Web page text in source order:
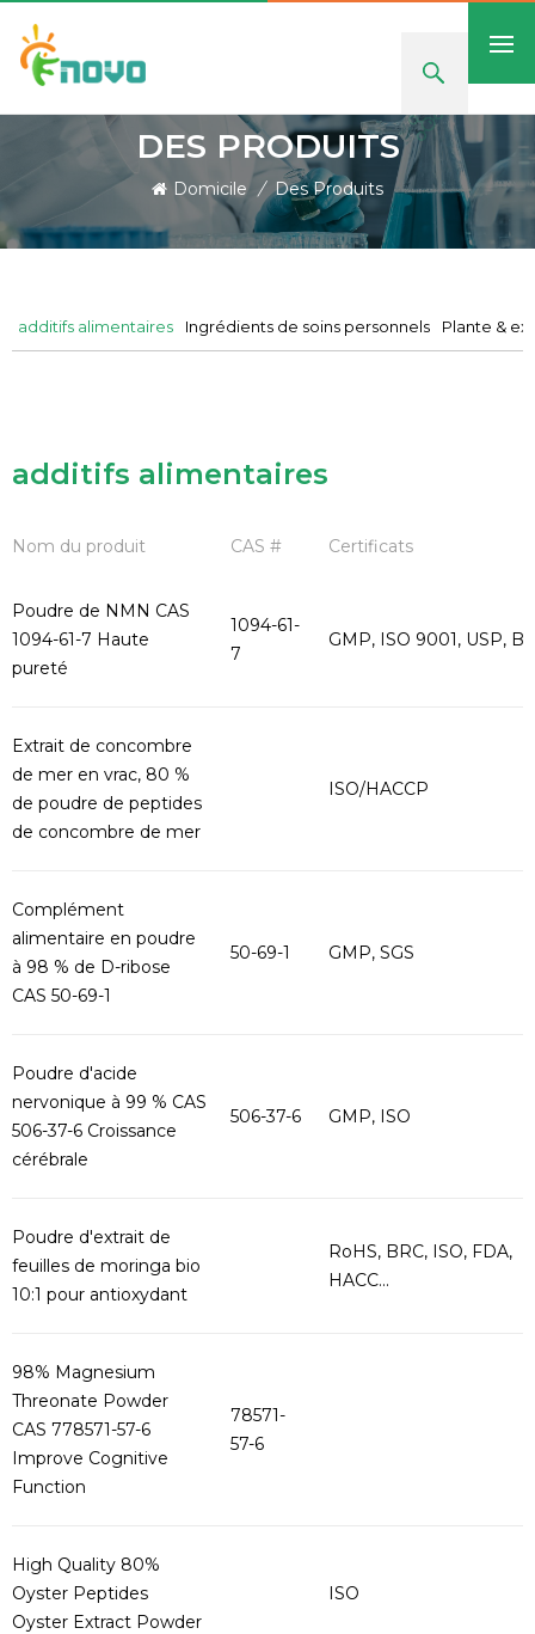
DES PRODUITS
Domicile / Des Produits
additifs alimentaires Ingrédients de soins personnels Plante &
additifs alimentaires
Nom du produit CAS # Certificats
Poudre de NMN CAS
1094-61-7 Haute
pureté
1094-61-
7
GMP, ISO 9001, USP,
Extrait de concombre
de mer en vrac, 80 %
de poudre de peptides
de concombre de mer
ISO/HACCP
Complément
alimentaire en poudre
à 98 % de D-ribose
CAS 50-69-1
50-69-1 GMP, SGS
Poudre d'acide
nervonique à 99 % CAS
506-37-6 Croissance
cérébrale
506-37-6 GMP, ISO
Poudre d'extrait de
feuilles de moringa bio
10:1 pour antioxydant
RoHS, BRC, ISO, FDA,
HACC...
98% Magnesium
Threonate Powder
CAS 778571-57-6
Improve Cognitive
Function
78571-
57-6
High Quality 80%
Oyster Peptides
Oyster Extract Powder
ISO